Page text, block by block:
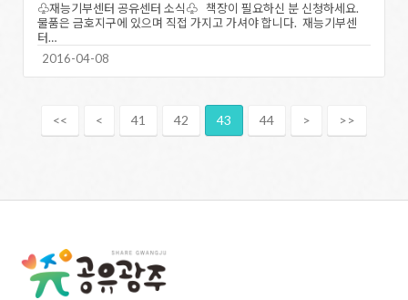
♧재능기부센터 공유센터 소식♧ 책장이 필요하신 분 신청하세요.
물품은 금호지구에 있으며 직접 가지고 가셔야 합니다. 재능기부센
터…
2016-04-08
<< < 41 42 43 44 > >>